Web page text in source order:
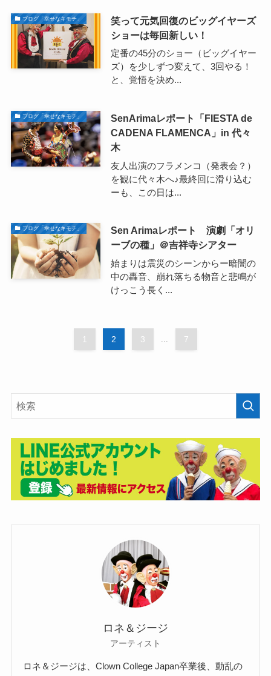
ブログ「幸せなキモチ」
笑って元気回復のビッグイヤーズ
ショーは毎回新しい！
定番の45分のショー（ビッグイヤー
ズ）を少しずつ変えて、3回やる！
と、覚悟を決め...
ブログ「幸せなキモチ」
SenArimaレポート「FIESTA de
CADENA FLAMENCA」in 代々
木
友人出演のフラメンコ（発表会？）
を観に代々木へ♪最終回に滑り込む
ーも、この日は...
ブログ「幸せなキモチ」
Sen Arimaレポート 演劇「オリ
ーブの種」＠吉祥寺シアター
始まりは震災のシーンからー暗闇の
中の轟音、崩れ落ちる物音と悲鳴が
けっこう長く...
1 2 3 ... 7
ロネ＆ジージ
アーティスト
ロネ＆ジージは、Clown College Japan卒業後、動乱の